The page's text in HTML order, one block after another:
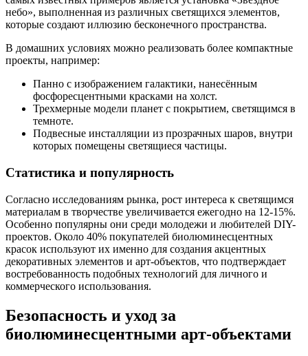
небо», выполненная из различных светящихся элементов,
которые создают иллюзию бесконечного пространства.
В домашних условиях можно реализовать более компактные
проекты, например:
Панно с изображением галактики, нанесённым
фосфоресцентными красками на холст.
Трехмерные модели планет с покрытием, светящимся в
темноте.
Подвесные инсталляции из прозрачных шаров, внутри
которых помещены светящиеся частицы.
Статистика и популярность
Согласно исследованиям рынка, рост интереса к светящимся
материалам в творчестве увеличивается ежегодно на 12-15%.
Особенно популярны они среди молодежи и любителей DIY-
проектов. Около 40% покупателей биолюминесцентных
красок используют их именно для создания акцентных
декоративных элементов и арт-объектов, что подтверждает
востребованность подобных технологий для личного и
коммерческого использования.
Безопасность и уход за
биолюминесцентными арт-объектами